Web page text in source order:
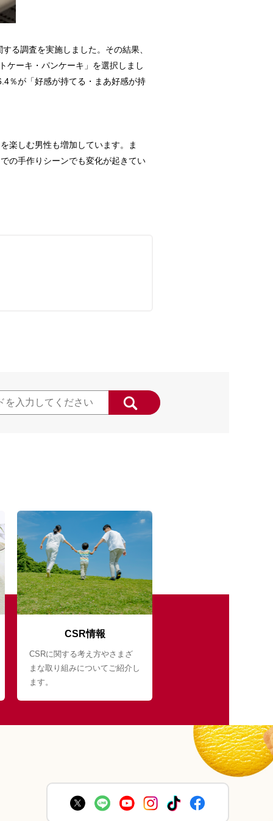
る調査を実施しました。その結果、
ケーキ・パンケーキ」を選択しまし
％が「好感が持てる・まあ好感が持
楽しむ男性も増加しています。ま
の手作りシーンでも変化が起きてい
CSR情報
CSRに関する考え方やさまざ
まな取り組みについてご紹介し
ます。